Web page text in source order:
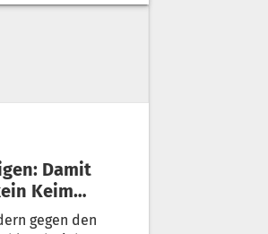
Keim
gegen den